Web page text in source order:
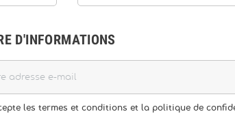
D'INFORMATIONS
les termes et conditions et la politique de